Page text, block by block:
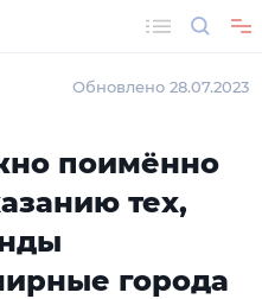
Обновлено 28.07.2023
поимённо
тех,
города